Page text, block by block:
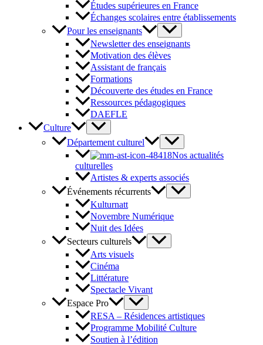
Études supérieures en France
Échanges scolaires entre établissements
Pour les enseignants
Newsletter des enseignants
Motivation des élèves
Assistant de français
Formations
Découverte des études en France
Ressources pédagogiques
DAEFLE
Culture
Département culturel
Nos actualités
culturelles
Artistes & experts associés
Événements récurrents
Kulturnatt
Novembre Numérique
Nuit des Idées
Secteurs culturels
Arts visuels
Cinéma
Littérature
Spectacle Vivant
Espace Pro
RESA – Résidences artistiques
Programme Mobilité Culture
Soutien à l’édition